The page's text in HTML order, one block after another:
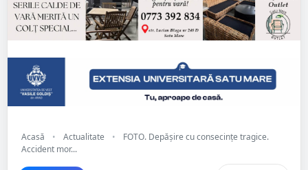
Acasă • Actualitate •
FOTO. Depășire cu consecințe tragice.
Accident mor...